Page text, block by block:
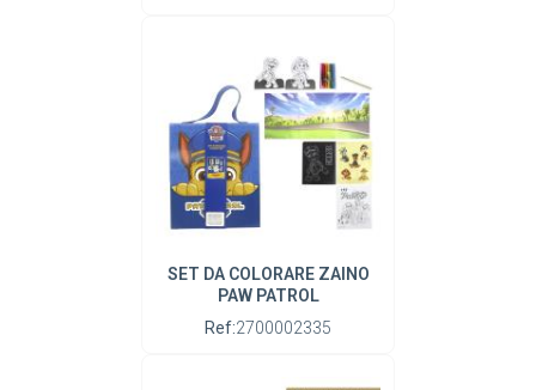
SET DA COLORARE ZAINO
PAW PATROL
Ref:2700002335